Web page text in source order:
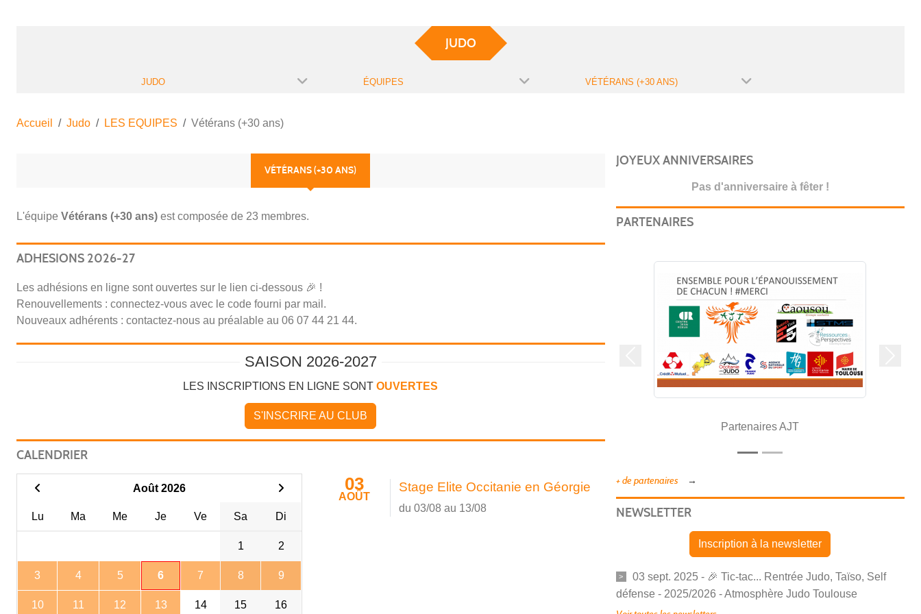
JUDO
JUDO ÉQUIPES VÉTÉRANS (+30 ANS)
Accueil Judo LES EQUIPES Vétérans (+30 ans)
VÉTÉRANS (+30 ANS)
L'équipe Vétérans (+30 ans) est composée de 23 membres.
ADHESIONS 2026-27
Les adhésions en ligne sont ouvertes sur le lien ci-dessous 🎉 !
Renouvellements : connectez-vous avec le code fourni par mail.
Nouveaux adhérents : contactez-nous au préalable au 06 07 44 21 44.
SAISON 2026-2027
LES INSCRIPTIONS EN LIGNE SONTOUVERTES
S'INSCRIRE AU CLUB
CALENDRIER
Août 2026
Lu Ma Me Je Ve Sa Di
1 2
3 4 5 6 7 8 9
10 11 12 13 14 15 16
03
AOÛT
Stage Elite Occitanie en Géorgie
du 03/08 au 13/08
JOYEUX ANNIVERSAIRES
Pas d'anniversaire à fêter !
PARTENAIRES
Partenaires AJT
Précedent
+ de partenaires
NEWSLETTER
Inscription à la newsletter
03 sept. 2025 - 🎉 Tic-tac... Rentrée Judo, Taïso, Self
défense - 2025/2026 - Atmosphère Judo Toulouse